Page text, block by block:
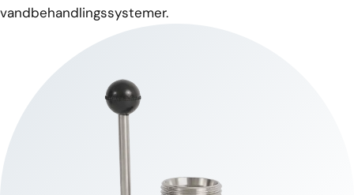
vandbehandlingssystemer.